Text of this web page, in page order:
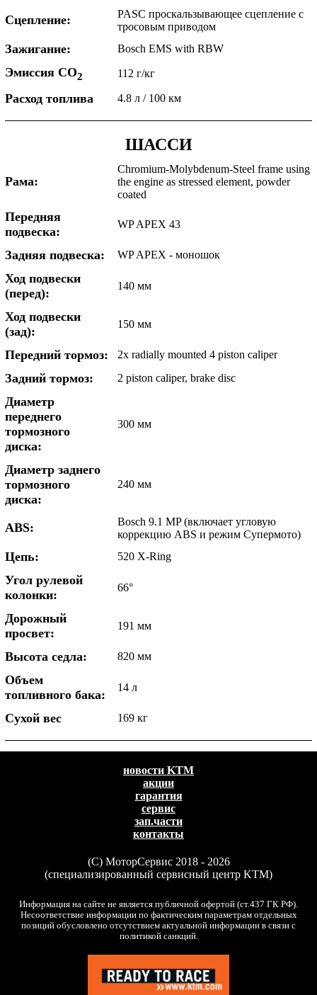
Сцепление:
PASC проскальзывающее сцепление с
тросовым приводом
Зажигание: Bosch EMS with RBW
Эмиссия CO2 112 г/кг
Расход топлива 4.8 л / 100 км
ШАССИ
Рама:
Chromium-Molybdenum-Steel frame using
the engine as stressed element, powder
coated
Передняя
подвеска:
WP APEX 43
Задняя подвеска: WP APEX - моношок
Ход подвески
(перед):
140 мм
Ход подвески
(зад):
150 мм
Передний тормоз: 2x radially mounted 4 piston caliper
Задний тормоз: 2 piston caliper, brake disc
Диаметр
переднего
тормозного
диска:
300 мм
Диаметр заднего
тормозного
диска:
240 мм
ABS:
Bosch 9.1 MP (включает угловую
коррекцию ABS и режим Супермото)
Цепь: 520 X-Ring
Угол рулевой
колонки:
66°
Дорожный
просвет:
191 мм
Высота седла: 820 мм
Объем
топливного бака:
14 л
Сухой вес 169 кг
новости KTM
акции
гарантия
сервис
зап.части
контакты
(C) МоторСервис 2018 - 2026
(специализированный сервисный центр KTM)
Информация на сайте не является публичной офертой (ст.437 ГК РФ).
Несоответствие информации по фактическим параметрам отдельных
позиций обусловлено отсутствием актуальной информации в связи с
политикой санкций.